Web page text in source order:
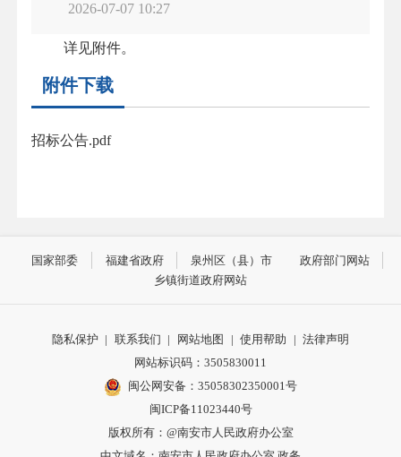
2026-07-07 10:27
详见附件。
附件下载
招标公告.pdf
国家部委 福建省政府 泉州区（县）市
政府部门网站
乡镇街道政府网站
隐私保护 | 联系我们 | 网站地图 | 使用帮助 | 法律声明
网站标识码：3505830011
闽公网安备：35058302350001号
闽ICP备11023440号
版权所有：@南安市人民政府办公室